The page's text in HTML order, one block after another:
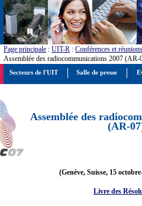
Page principale : UIT-R : Conférences et réunions
Assemblée des radiocommunications 2007 (AR-
Assemblée des
(AR-
(Genève, Suisse, 15
Livre des
Secteurs de l'UIT Salle de presse